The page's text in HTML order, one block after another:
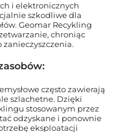
i elektronicznych
szkodliwe dla
Geomar Recykling
chroniąc
często zawierają
szlachetne. Dzięki
stosowanym przez
odzyskane i ponownie
eksploatacji